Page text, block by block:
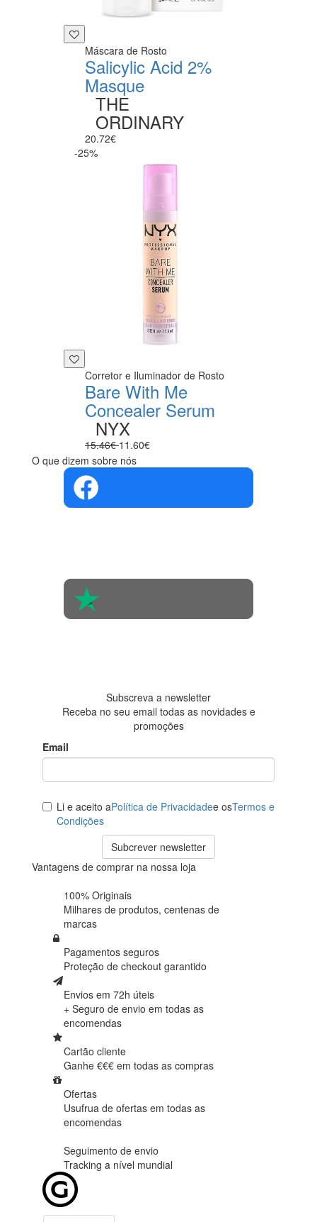
Máscara de Rosto
Salicylic Acid 2%
Masque
THE
ORDINARY
20.72€
-25%
Corretor e Iluminador de Rosto
Bare With Me
Concealer Serum
NYX
15.46€11.60€
O que dizem sobre nós
Subscreva a newsletter
Receba no seu email todas as novidades e
promoções
Email
Li e aceito aPolítica de Privacidadee osTermos e
Condições
Subcrever newsletter
Vantagens de comprar na nossa loja
100% Originais
Milhares de produtos, centenas de
marcas
Pagamentos seguros
Proteção de checkout garantido
Envios em 72h úteis
+ Seguro de envio em todas as
encomendas
Cartão cliente
Ganhe €€€ em todas as compras
Ofertas
Usufrua de ofertas em todas as
encomendas
Seguimento de envio
Tracking a nível mundial